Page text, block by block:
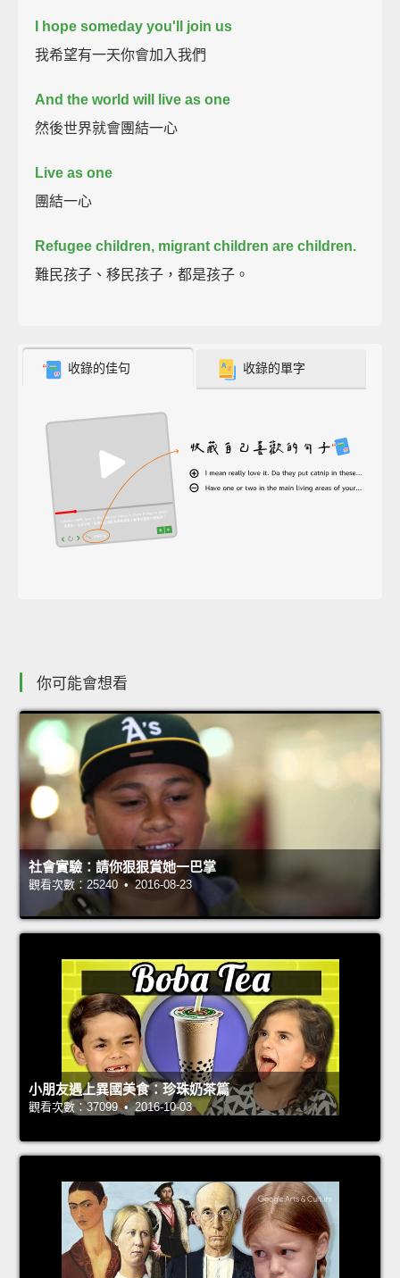
I hope someday you'll join us
我希望有一天你會加入我們
And the world will live as one
然後世界就會團結一心
Live as one
團結一心
Refugee children, migrant children are children.
難民孩子、移民孩子，都是孩子。
收錄的佳句 收錄的單字
你可能會想看
社會實驗：請你狠狠賞她一巴掌
觀看次數：25240 • 2016-08-23
小朋友遇上異國美食：珍珠奶茶篇
觀看次數：37099 • 2016-10-03